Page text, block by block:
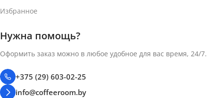
Избранное
Нужна помощь?
Оформить заказ можно в любое удобное для вас время, 24/7.
+375 (29) 603-02-25
info@coffeeroom.by